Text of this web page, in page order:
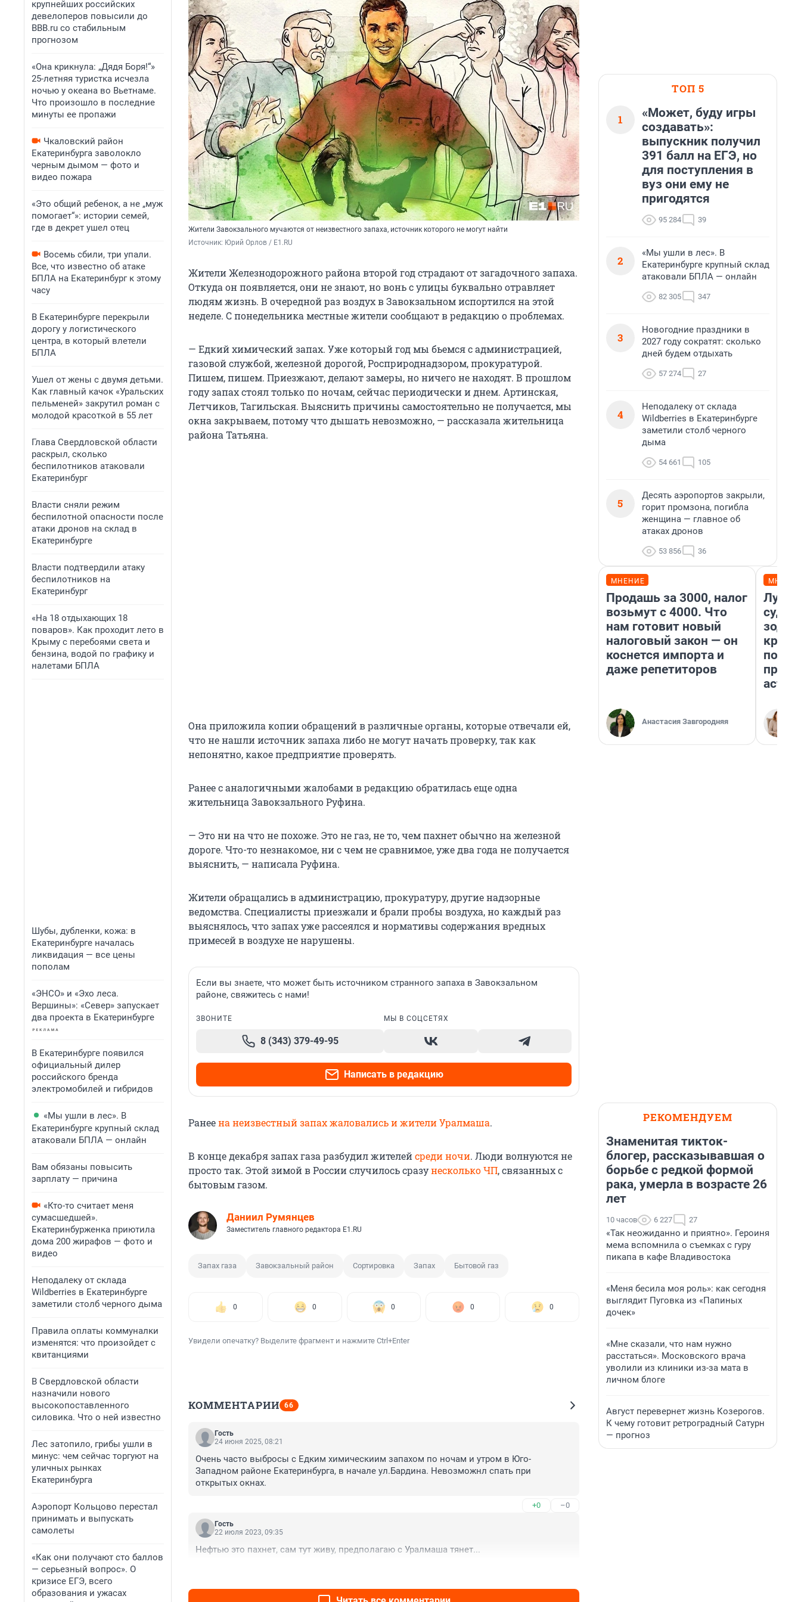
крупнейших российских
девелоперов повысили до
BBB.ru со стабильным
прогнозом
«Она крикнула: „Дядя Боря!“»
25-летняя туристка исчезла
ночью у океана во Вьетнаме.
Что произошло в последние
минуты ее пропажи
Чкаловский район
Екатеринбурга заволокло
черным дымом — фото и
видео пожара
«Это общий ребенок, а не „муж
помогает“»: истории семей,
где в декрет ушел отец
Восемь сбили, три упали.
Все, что известно об атаке
БПЛА на Екатеринбург к этому
часу
В Екатеринбурге перекрыли
дорогу у логистического
центра, в который влетели
БПЛА
Ушел от жены с двумя детьми.
Как главный качок «Уральских
пельменей» закрутил роман с
молодой красоткой в 55 лет
Глава Свердловской области
раскрыл, сколько
беспилотников атаковали
Екатеринбург
Власти сняли режим
беспилотной опасности после
атаки дронов на склад в
Екатеринбурге
Власти подтвердили атаку
беспилотников на
Екатеринбург
«На 18 отдыхающих 18
поваров». Как проходит лето в
Крыму с перебоями света и
бензина, водой по графику и
налетами БПЛА
Шубы, дубленки, кожа: в
Екатеринбурге началась
ликвидация — все цены
пополам
«ЭНСО» и «Эхо леса.
Вершины»: «Север» запускает
два проекта в Екатеринбурге
В Екатеринбурге появился
официальный дилер
российского бренда
электромобилей и гибридов
«Мы ушли в лес». В
Екатеринбурге крупный склад
атаковали БПЛА — онлайн
Вам обязаны повысить
зарплату — причина
«Кто-то считает меня
сумасшедшей».
Екатеринбурженка приютила
дома 200 жирафов — фото и
видео
Неподалеку от склада
Wildberries в Екатеринбурге
заметили столб черного дыма
Правила оплаты коммуналки
изменятся: что произойдет с
квитанциями
В Свердловской области
назначили нового
высокопоставленного
силовика. Что о ней известно
Лес затопило, грибы ушли в
минус: чем сейчас торгуют на
уличных рынках
Екатеринбурга
Аэропорт Кольцово перестал
принимать и выпускать
самолеты
«Как они получают сто баллов
— серьезный вопрос». О
кризисе ЕГЭ, всего
образования и ужасах
Жители Завокзального мучаются от неизвестного запаха, источник которого не могут найти
Источник: Юрий Орлов / E1.RU
Жители Железнодорожного района второй год страдают от загадочного запаха.
Откуда он появляется, они не знают, но вонь с улицы буквально отравляет
людям жизнь. В очередной раз воздух в Завокзальном испортился на этой
неделе. С понедельника местные жители сообщают в редакцию о проблемах.
— Едкий химический запах. Уже который год мы бьемся с администрацией,
газовой службой, железной дорогой, Росприроднадзором, прокуратурой.
Пишем, пишем. Приезжают, делают замеры, но ничего не находят. В прошлом
году запах стоял только по ночам, сейчас периодически и днем. Артинская,
Летчиков, Тагильская. Выяснить причины самостоятельно не получается, мы
окна закрываем, потому что дышать невозможно, — рассказала жительница
района Татьяна.
Она приложила копии обращений в различные органы, которые отвечали ей,
что не нашли источник запаха либо не могут начать проверку, так как
непонятно, какое предприятие проверять.
Ранее с аналогичными жалобами в редакцию обратилась еще одна
жительница Завокзального Руфина.
— Это ни на что не похоже. Это не газ, не то, чем пахнет обычно на железной
дороге. Что-то незнакомое, ни с чем не сравнимое, уже два года не получается
выяснить, — написала Руфина.
Жители обращались в администрацию, прокуратуру, другие надзорные
ведомства. Специалисты приезжали и брали пробы воздуха, но каждый раз
выяснялось, что запах уже рассеялся и нормативы содержания вредных
примесей в воздухе не нарушены.
Если вы знаете, что может быть источником странного запаха в Завокзальном
районе, свяжитесь с нами!
ЗВОНИТЕ
8 (343) 379-49-95
МЫ В СОЦСЕТЯХ
Написать в редакцию
Ранеена неизвестный запах жаловались и жители Уралмаша.
В конце декабря запах газа разбудил жителейсреди ночи. Люди волнуются не
просто так. Этой зимой в России случилось сразунесколько ЧП, связанных с
бытовым газом.
Даниил Румянцев
Заместитель главного редактора E1.RU
Запах газа Завокзальный район Сортировка Запах Бытовой газ
0 0 0 0 0
Увидели опечатку? Выделите фрагмент и нажмите Ctrl+Enter
КОММЕНТАРИИ 66
Гость
24 июня 2025, 08:21
Очень часто выбросы с Едким химическиим запахом по ночам и утром в Юго-
Западном районе Екатеринбурга, в начале ул.Бардина. Невозможнл спать при
открытых окнах.
+0 –0
Гость
22 июля 2023, 09:35
Нефтью это пахнет, сам тут живу, предполагаю с Уралмаша тянет...
ТОП 5
1
«Может, буду игры
создавать»:
выпускник получил
391 балл на ЕГЭ, но
для поступления в
вуз они ему не
пригодятся
95 284 39
2
«Мы ушли в лес». В
Екатеринбурге крупный склад
атаковали БПЛА — онлайн
82 305 347
3
Новогодние праздники в
2027 году сократят: сколько
дней будем отдыхать
57 274 27
4
Неподалеку от склада
Wildberries в Екатеринбурге
заметили столб черного
дыма
54 661 105
5
Десять аэропортов закрыли,
горит промзона, погибла
женщина — главное об
атаках дронов
53 856 36
МНЕНИЕ
Продашь за 3000, налог
возьмут с 4000. Что
нам готовит новый
налоговый закон — он
коснется импорта и
даже репетиторов
Анастасия Завгородняя
Луна
РЕКОМЕНДУЕМ
Знаменитая тикток-
блогер, рассказывавшая о
борьбе с редкой формой
рака, умерла в возрасте 26
лет
10 часов 6 227 27
«Так неожиданно и приятно». Героиня
мема вспомнила о съемках с гуру
пикапа в кафе Владивостока
«Меня бесила моя роль»: как сегодня
выглядит Пуговка из «Папиных
дочек»
«Мне сказали, что нам нужно
расстаться». Московского врача
уволили из клиники из-за мата в
личном блоге
Август перевернет жизнь Козерогов.
К чему готовит ретроградный Сатурн
— прогноз